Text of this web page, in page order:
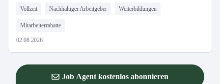
Vollzeit Nachhaltiger Arbeitgeber Weiterbildungen
Mitarbeiterrabatte
02.08.2026
Job Agent kostenlos abonnieren